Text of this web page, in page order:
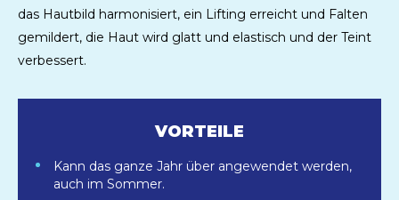
das Hautbild harmonisiert, ein Lifting erreicht und Falten
gemildert, die Haut wird glatt und elastisch und der Teint
verbessert.
VORTEILE
Kann das ganze Jahr über angewendet werden,
auch im Sommer.